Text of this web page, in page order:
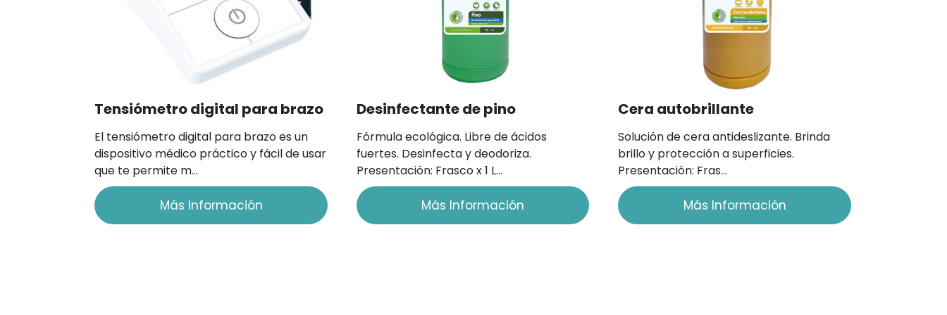
Tensiómetro digital para brazo
El tensiómetro digital para brazo es un
dispositivo médico práctico y fácil de usar
que te permite m…
Más Información
Desinfectante de pino
Fórmula ecológica. Libre de ácidos
fuertes. Desinfecta y deodoriza.
Presentación: Frasco x 1 L…
Más Información
Cera autobrillante
Solución de cera antideslizante. Brinda
brillo y protección a superficies.
Presentación: Fras…
Más Información